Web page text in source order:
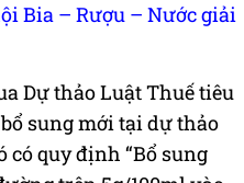
Bia – Rượu – Nước giải
Dự thảo Luật Thuế tiêu
sung mới tại dự thảo
có quy định “Bổ sung